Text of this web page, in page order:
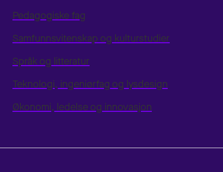
Pedagogiske fag
Samfunnsvitenskap og kulturstudier
Språk og litteratur
Teknologi, ingeniørfag og lysdesign
Økonomi, ledelse og innovasjon